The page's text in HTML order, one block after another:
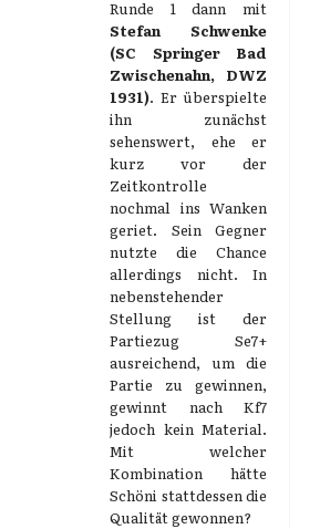
Runde 1 dann mit
Stefan Schwenke
(SC Springer Bad
Zwischenahn, DWZ
1931). Er überspielte
ihn zunächst
sehenswert, ehe er
kurz vor der
Zeitkontrolle
nochmal ins Wanken
geriet. Sein Gegner
nutzte die Chance
allerdings nicht. In
nebenstehender
Stellung ist der
Partiezug Se7+
ausreichend, um die
Partie zu gewinnen,
gewinnt nach Kf7
jedoch kein Material.
Mit welcher
Kombination hätte
Schöni stattdessen die
Qualität gewonnen?